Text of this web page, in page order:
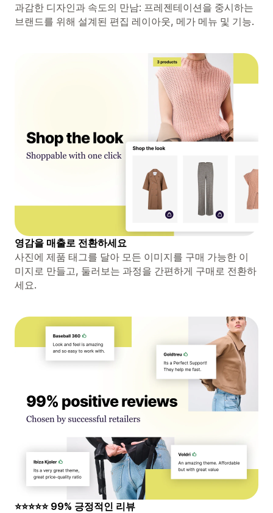
과감한 디자인과 속도의 만남: 프레젠테이션을 중시하는
브랜드를 위해 설계된 편집 레이아웃, 메가 메뉴 및 기능.
영감을 매출로 전환하세요
사진에 제품 태그를 달아 모든 이미지를 구매 가능한 이
미지로 만들고, 둘러보는 과정을 간편하게 구매로 전환하
세요.
⭐⭐⭐⭐⭐ 99% 긍정적인 리뷰